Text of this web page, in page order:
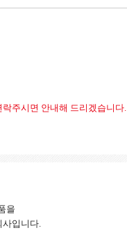
주시면 안내해 드리겠습니다.
을
사입니다.